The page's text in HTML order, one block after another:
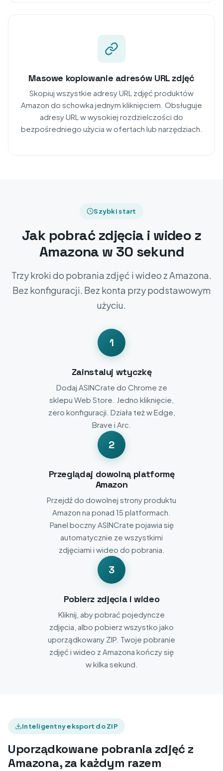
Masowe kopiowanie adresów URL zdjęć
Skopiuj wszystkie adresy URL zdjęć produktów
Amazon do schowka jednym kliknięciem. Obsługuje
adresy URL w wysokiej rozdzielczości do
bezpośredniego użycia w ofertach lub narzędziach.
Szybki start
Jak pobrać zdjęcia i wideo z
Amazona w 30 sekund
Trzy kroki do pobrania zdjęć i wideo z Amazona.
Bez konfiguracji. Bez konta przy podstawowym
użyciu.
1
Zainstaluj wtyczkę
Dodaj ASINCrate do Chrome ze
sklepu Web Store. Jedno kliknięcie,
zero konfiguracji. Działa też w Edge,
Brave i Arc.
2
Przeglądaj dowolną platformę
Amazon
Przejdź do dowolnej strony produktu
Amazon na ponad 15 platformach.
Panel boczny ASINCrate pojawia się
automatycznie ze wszystkimi
zdjęciami i wideo do pobrania.
3
Pobierz zdjęcia i wideo
Kliknij, aby pobrać pojedyncze
zdjęcia, albo pobierz wszystko jako
uporządkowany ZIP. Twoje pobranie
zdjęć i wideo z Amazona kończy się
w kilka sekund.
Inteligentny eksport do ZIP
Uporządkowane pobrania zdjęć z
Amazona, za każdym razem